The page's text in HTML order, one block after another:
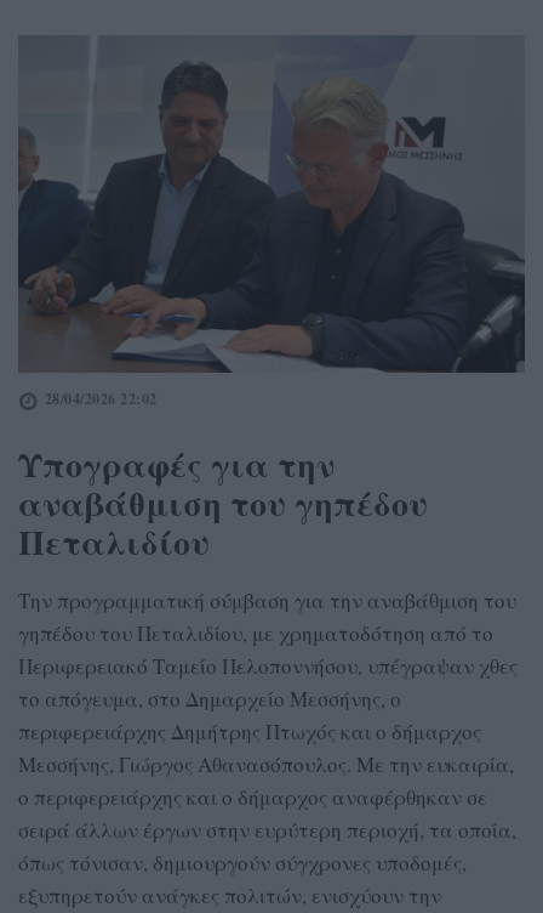
28/04/2026 22:02
Υπογραφές για την
αναβάθμιση του γηπέδου
Πεταλιδίου
Την προγραμματική σύμβαση για την αναβάθμιση του
γηπέδου του Πεταλιδίου, με χρηματοδότηση από το
Περιφερειακό Ταμείο Πελοποννήσου, υπέγραψαν χθες
το απόγευμα, στο Δημαρχείο Μεσσήνης, ο
περιφερειάρχης Δημήτρης Πτωχός και ο δήμαρχος
Μεσσήνης, Γιώργος Αθανασόπουλος. Με την ευκαιρία,
ο περιφερειάρχης και ο δήμαρχος αναφέρθηκαν σε
σειρά άλλων έργων στην ευρύτερη περιοχή, τα οποία,
όπως τόνισαν, δημιουργούν σύγχρονες υποδομές,
εξυπηρετούν ανάγκες πολιτών, ενισχύουν την